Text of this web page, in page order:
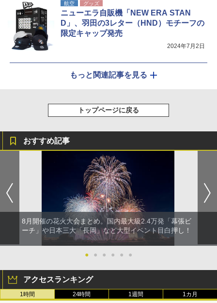
航空 グッズ
ニューエラ自販機「NEW ERA STAN
D」、羽田の3レター（HND）モチーフの
限定キャップ発売
2024年7月2日
もっと関連記事を見る
トップページに戻る
おすすめ記事
8月開催の花火大会まとめ。国内最大級2.4万発「幕張ビ
ーチ」や日本三大「長岡」など大型イベント目白押し！
● ● ● ● ● ●
アクセスランキング
1時間 24時間 1週間 1カ月